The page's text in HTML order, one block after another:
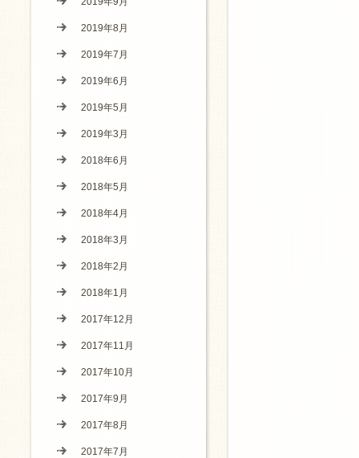
2019年8月
2019年7月
2019年6月
2019年5月
2019年3月
2018年6月
2018年5月
2018年4月
2018年3月
2018年2月
2018年1月
2017年12月
2017年11月
2017年10月
2017年9月
2017年8月
2017年7月